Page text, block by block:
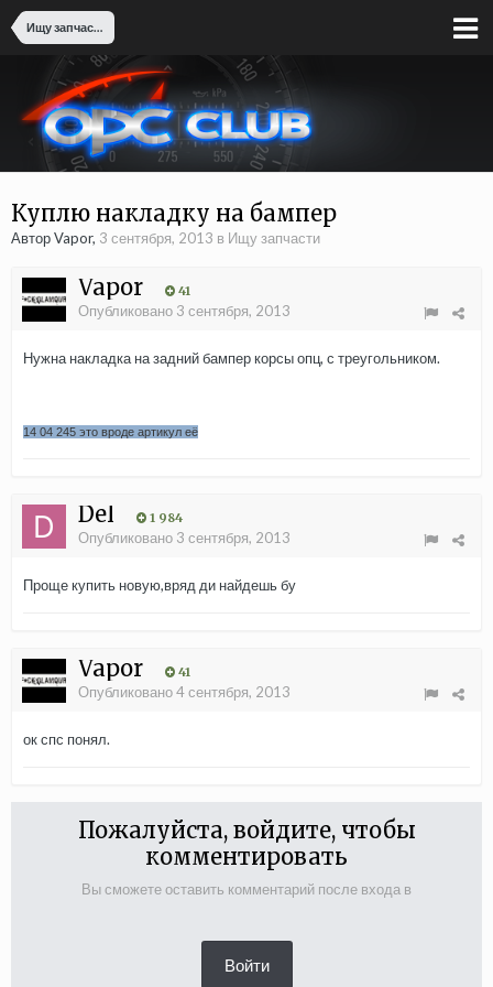
Ищу запчасти
Куплю накладку на бампер
Автор Vapor, 3 сентября, 2013 в Ищу запчасти
Vapor 41
Опубликовано 3 сентября, 2013
Нужна накладка на задний бампер корсы опц, с треугольником.
14 04 245 это вроде артикул её
Del 1 984
Опубликовано 3 сентября, 2013
Проще купить новую,вряд ди найдешь бу
Vapor 41
Опубликовано4 сентября, 2013
ок спс понял.
Пожалуйста, войдите, чтобы
комментировать
Вы сможете оставить комментарий после входа в
Войти